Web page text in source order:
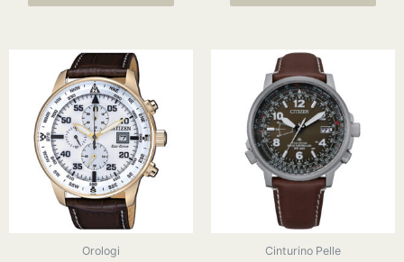
Orologi Cinturino Pelle